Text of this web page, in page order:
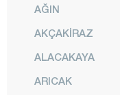
AĞIN
AKÇAKİRAZ
ALACAKAYA
ARICAK